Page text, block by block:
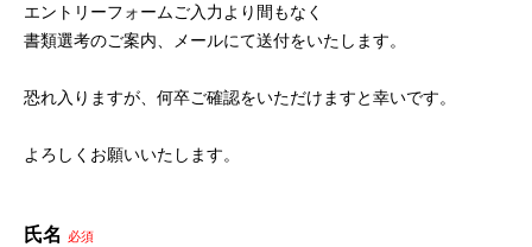
エントリーフォームご入力より間もなく
書類選考のご案内、メールにて送付をいたします。
恐れ入りますが、何卒ご確認をいただけますと幸いです。
よろしくお願いいたします。
氏名 必須